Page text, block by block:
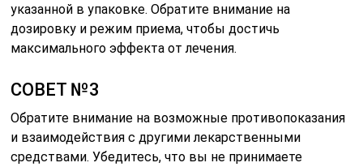
указанной в упаковке. Обратите внимание на
дозировку и режим приема, чтобы достичь
максимального эффекта от лечения.
СОВЕТ №3
Обратите внимание на возможные противопоказания
и взаимодействия с другими лекарственными
средствами. Убедитесь, что вы не принимаете